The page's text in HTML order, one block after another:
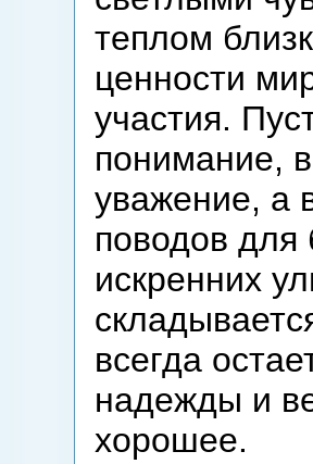
теплом
ценности
участия.
понимание,
уважение, а
поводов для
искренних
всегда
надежды и
хорошее.